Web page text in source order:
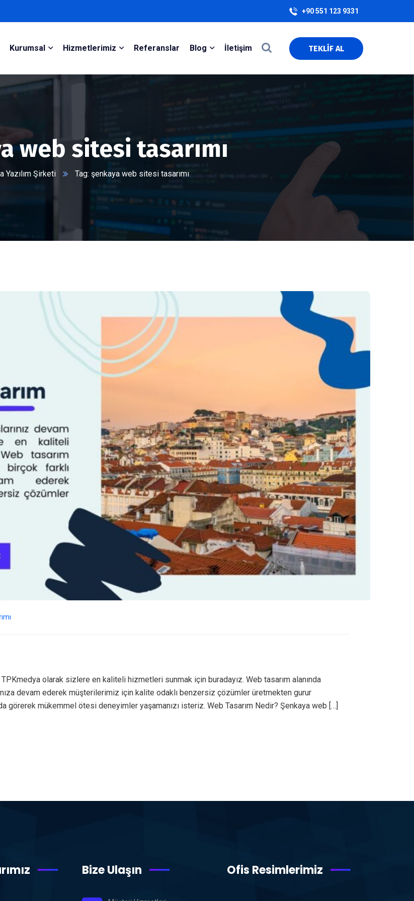
+90 551 123 9331
Kurumsal Hizmetlerimiz Referanslar Blog İletişim TEKLİF AL
web sitesi tasarımı
Yazılım Şirketi Tag: şenkaya web sitesi tasarımı
olarak sizlere en kaliteli hizmetleri sunmak için buradayız. Web tasarım alanında
devam ederek müşterilerimiz için kalite odaklı benzersiz çözümler üretmekten gurur
görerek mükemmel ötesi deneyimler yaşamanızı isteriz. Web Tasarım Nedir? Şenkaya web […]
Bize Ulaşın Ofis Resimlerimiz